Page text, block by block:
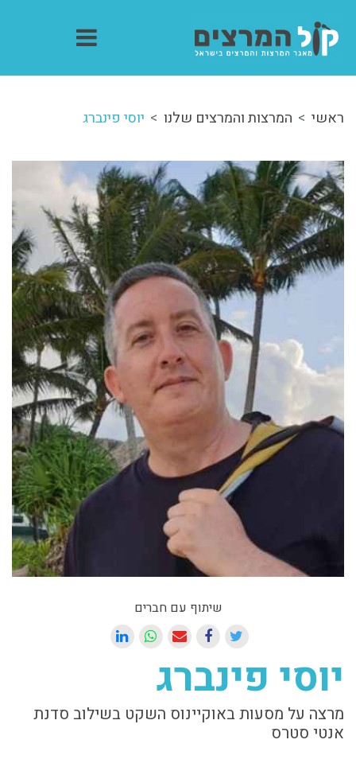
ראשי המרצות והמרצים שלנו יוסי פינברג
שיתוף עם חברים
יוסי פינברג
מרצה על מסעות באוקיינוס השקט בשילוב סדנת
אנטי סטרס